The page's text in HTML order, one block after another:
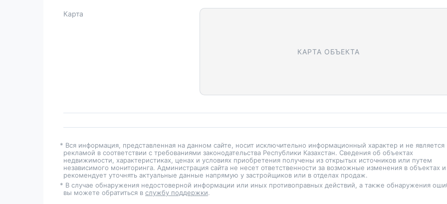
Карта
КАРТА ОБЪЕКТА
* Вся информация, представленная на данном сайте, носит исключительно информационный характер и не является
рекламой в соответствии с требованиями законодательства Республики Казахстан. Сведения об объектах
недвижимости, характеристиках, ценах и условиях приобретения получены из открытых источников или путем
независимого мониторинга. Администрация сайта не несет ответственности за возможные изменения в объектах и
рекомендует уточнять актуальные данные напрямую у застройщиков или в отделах продаж.
* В случае обнаружения недостоверной информации или иных противоправных действий, а также обнаружения
вы можете обратиться в службу поддержки.